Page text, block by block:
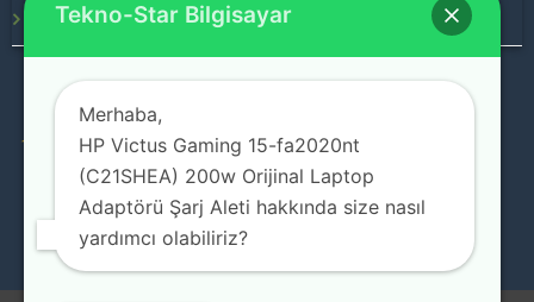
Ana Sayfa
© 2026 Teknolojinin Starı
Tekno-Star Bilgisayar
Merhaba,
HP Victus Gaming 15-fa2020nt
(C21SHEA) 200w Orijinal Laptop
Adaptörü Şarj Aleti hakkında size nasıl
yardımcı olabiliriz?